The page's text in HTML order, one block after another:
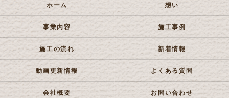
ホーム 想い
事業内容 施工事例
施工の流れ 新着情報
動画更新情報 よくある質問
会社概要 お問い合わせ